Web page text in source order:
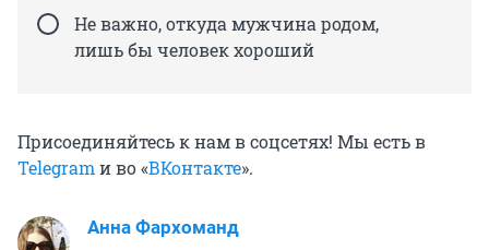
Не важно, откуда мужчина родом,
лишь бы человек хороший
Присоединяйтесь к нам в соцсетях! Мы есть в
Telegram и во «ВКонтакте».
Анна Фархоманд